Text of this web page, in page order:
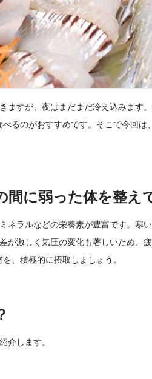
ますが、夜はまだまだ冷え込みます
るのがおすすめです。そこで今回は
間に弱った体を整え
ネラルなどの栄養素が豊富です。寒
が激しく気圧の変化も著しいため、
、積極的に摂取しましょう。
介します。